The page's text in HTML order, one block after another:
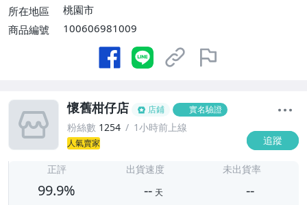
所在地區
桃園市
商品編號
100606981009
懷舊柑仔店 店鋪 實名驗證
粉絲數 1254 1小時前上線
人氣賣家 追蹤
正評
99.9%
出貨速度
-- 天
未出貨率
--